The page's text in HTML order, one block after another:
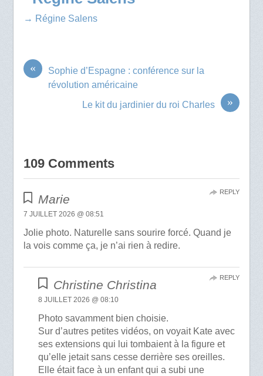
→ Régine Salens
«
Sophie d’Espagne : conférence sur la
révolution américaine
»
Le kit du jardinier du roi Charles
109 Comments
Marie
7 JUILLET 2026 @ 08:51
Jolie photo. Naturelle sans sourire forcé. Quand je
la vois comme ça, je n’ai rien à redire.
REPLY
Christine Christina
8 JUILLET 2026 @ 08:10
Photo savamment bien choisie.
Sur d’autres petites vidéos, on voyait Kate avec
ses extensions qui lui tombaient à la figure et
qu’elle jetait sans cesse derrière ses oreilles.
Elle était face à un enfant qui a subi une
REPLY